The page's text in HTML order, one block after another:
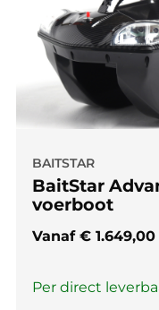
BAITSTAR
BaitStar
voerboot
Vanaf € 1.649,00
Per direct